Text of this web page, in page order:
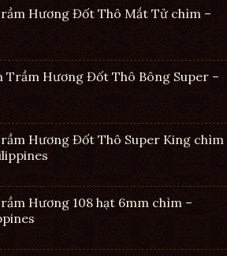
Hương Đốt Thô Mắt Tử chìm –
Trầm Hương Đốt Thô Bông Super –
Hương Đốt Thô Super King chìm
Hương 108 hạt 6mm chìm –